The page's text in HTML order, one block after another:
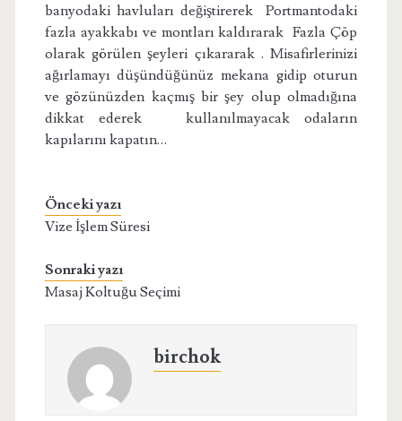
banyodaki havluları değiştirerek Portmantodaki
fazla ayakkabı ve montları kaldırarak Fazla Çöp
olarak görülen şeyleri çıkararak . Misafirlerinizi
ağırlamayı düşündüğünüz mekana gidip oturun
ve gözünüzden kaçmış bir şey olup olmadığına
dikkat ederek kullanılmayacak odaların
kapılarını kapatın…
Önceki yazı
Vize İşlem Süresi
Sonraki yazı
Masaj Koltuğu Seçimi
birchok